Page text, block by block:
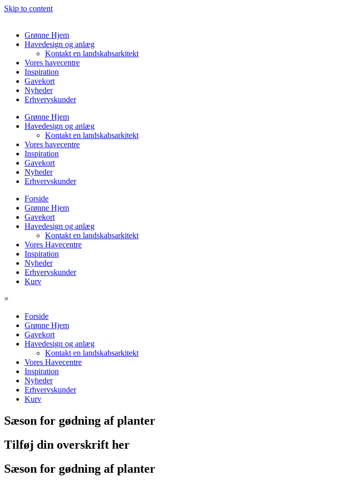
Skip to content
Grønne Hjem
Havedesign og anlæg
Kontakt en landskabsarkitekt
Vores havecentre
Inspiration
Gavekort
Nyheder
Erhvervskunder
Grønne Hjem
Havedesign og anlæg
Kontakt en landskabsarkitekt
Vores havecentre
Inspiration
Gavekort
Nyheder
Erhvervskunder
Forside
Grønne Hjem
Gavekort
Havedesign og anlæg
Kontakt en landskabsarkitekt
Vores Havecentre
Inspiration
Nyheder
Erhvervskunder
Kurv
×
Forside
Grønne Hjem
Gavekort
Havedesign og anlæg
Kontakt en landskabsarkitekt
Vores Havecentre
Inspiration
Nyheder
Erhvervskunder
Kurv
Sæson for gødning af planter
Tilføj din overskrift her
Sæson for gødning af planter